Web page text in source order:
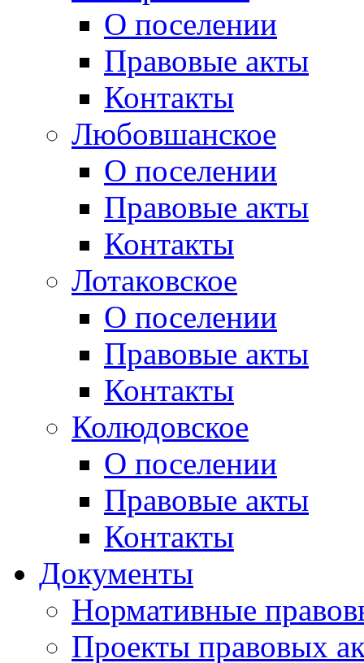
О поселении
Правовые акты
Контакты
Любовшанское
О поселении
Правовые акты
Контакты
Лотаковское
О поселении
Правовые акты
Контакты
Колюдовское
О поселении
Правовые акты
Контакты
Документы
Нормативные
Проекты правовых